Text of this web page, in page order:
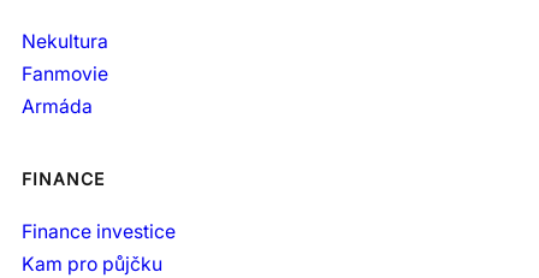
Nekultura
Fanmovie
Armáda
FINANCE
Finance investice
Kam pro půjčku